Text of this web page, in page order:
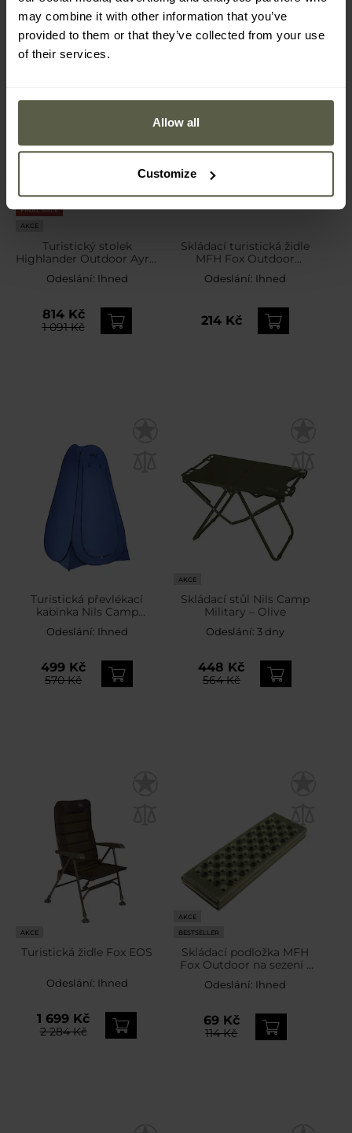
may combine it with other information that you’ve
provided to them or that they’ve collected from your use
of their services.
Allow all
Customize
FINAL SALE
AKCE
Turistický stolek
Highlander Outdoor Ayr –
Green/Grey
Odeslání: Ihned
814 Kč
1 091 Kč
Skládací turistická židle
MFH Fox Outdoor
Camping Stool 24 cm -
Olive
Odeslání: Ihned
214 Kč
Turistická převlékací
kabinka Nils Camp
NC1706 – Modrá
Odeslání: Ihned
499 Kč
570 Kč
AKCE
Skládací stůl Nils Camp
Military – Olive
Odeslání: 3 dny
448 Kč
564 Kč
AKCE
Turistická židle Fox EOS
Odeslání: Ihned
1 699 Kč
2 284 Kč
AKCE
BESTSELLER
Skládací podložka MFH
Fox Outdoor na sezení -
Olive
Odeslání: Ihned
69 Kč
114 Kč